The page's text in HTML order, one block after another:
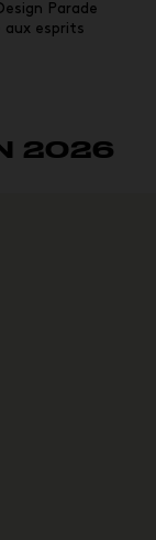
Parade
aux esprits
2026